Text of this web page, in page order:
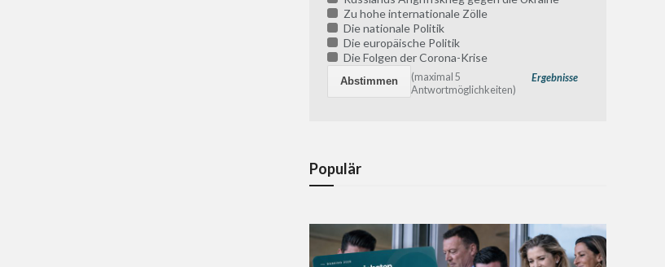
Zu hohe internationale Zölle
Die nationale Politik
Die europäische Politik
Die Folgen der Corona-Krise
Ergebnisse
(maximal 5
Antwortmöglichkeiten)
Populär